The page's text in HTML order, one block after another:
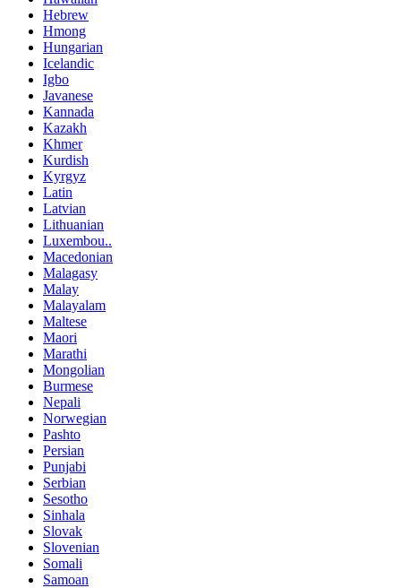
Hebrew
Hmong
Hungarian
Icelandic
Igbo
Javanese
Kannada
Kazakh
Khmer
Kurdish
Kyrgyz
Latin
Latvian
Lithuanian
Luxembou..
Macedonian
Malagasy
Malay
Malayalam
Maltese
Maori
Marathi
Mongolian
Burmese
Nepali
Norwegian
Pashto
Persian
Punjabi
Serbian
Sesotho
Sinhala
Slovak
Slovenian
Somali
Samoan